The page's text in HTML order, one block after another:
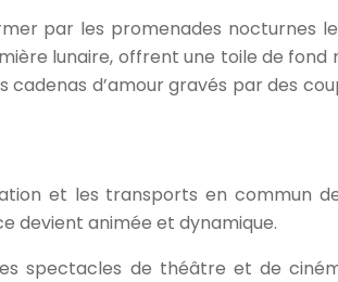
par les promenades nocturnes
lunaire, offrent une toile de
d’amour gravés par des
et les transports en commun
devient animée et dynamique.
spectacles de théâtre et de